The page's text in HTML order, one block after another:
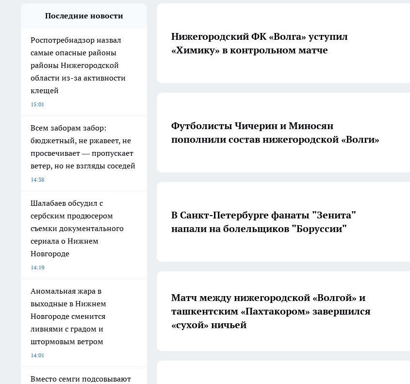
Последние новости
Роспотребнадзор назвал
самые опасные районы
районы Нижегородской
области из-за активности
клещей
15:01
Всем заборам забор:
бюджетный, не ржавеет, не
просвечивает — пропускает
ветер, но не взгляды соседей
14:38
Шалабаев обсудил с
сербским продюсером
съемки документального
сериала о Нижнем
Новгороде
14:19
Аномальная жара в
выходные в Нижнем
Новгороде сменится
ливнями с градом и
штормовым ветром
14:01
Вместо семги подсовывают
Нижегородский ФК «Волга» уступил
«Химику» в контрольном матче
Футболисты Чичерин и Миносян
пополнили состав нижегородской «Волги»
В Санкт-Петербурге фанаты "Зенита"
напали на болельщиков "Боруссии"
Матч между нижегородской «Волгой» и
ташкентским «Пахтакором» завершился
«сухой» ничьей